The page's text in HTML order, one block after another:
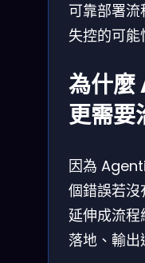
可靠部署
失控的可能
為什
更需
因為
個錯誤若
延伸成流
落地、輸出